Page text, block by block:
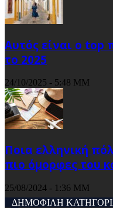
Αυτός είναι ο top
το 2025
24/10/2025 - 5:48 ΜΜ
Ποια ελληνική
πιο όμορφες του
25/08/2024 - 1:36 ΜΜ
ΔΗΜΟΦΙΛΗ